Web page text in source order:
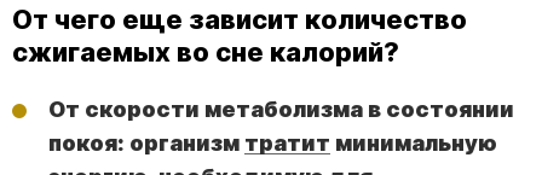
От чего еще зависит количество
сжигаемых во сне калорий?
От скорости метаболизма в состоянии
покоя: организм тратит минимальную